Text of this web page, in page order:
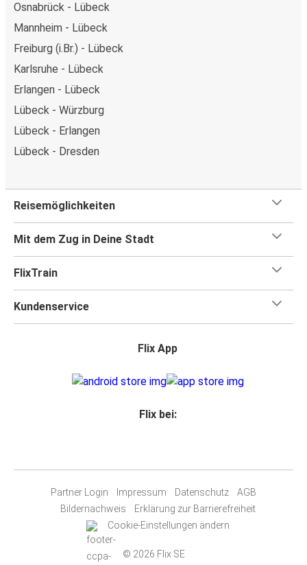
Osnabrück - Lübeck
Mannheim - Lübeck
Freiburg (i.Br.) - Lübeck
Karlsruhe - Lübeck
Erlangen - Lübeck
Lübeck - Würzburg
Lübeck - Erlangen
Lübeck - Dresden
Reisemöglichkeiten
Mit dem Zug in Deine Stadt
FlixTrain
Kundenservice
Flix App
Flix bei:
Partner Login Impressum Datenschutz
AGB
Bildernachweis
Erklärung zur Barrierefreiheit
Cookie-Einstellungen ändern
© 2026 Flix SE